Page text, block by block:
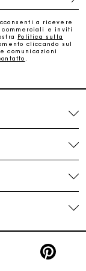
fare il regalo
2-3 giorni
a ricevere
e inviti
Politica sulla
cliccando sul
comunicazioni